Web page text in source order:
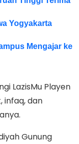
Yogyakarta
Mengajar ke
LazisMu Playen
infaq, dan
Gunung